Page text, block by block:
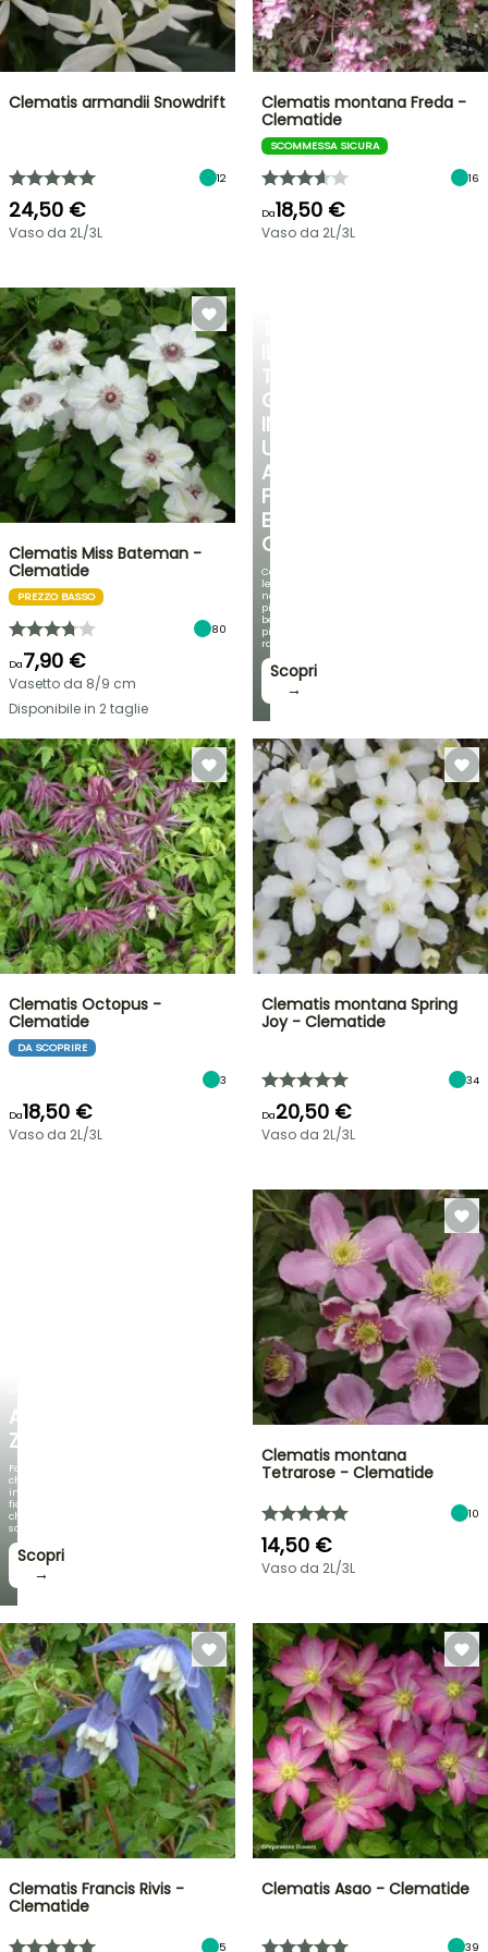
TUO
GIARDINO
IN
UN
ANGOLO
FRESCO
E
OMBREGGIATO
Con
le
nostre
più
belle
piante
rampicanti
Scopri
→
AGAPANTHUS
ZAMBEZI
Fogliami
che
incantano,
fioriture
che
sorprendono!
Scopri
→
Clematis armandii Snowdrift
12
24,50 €
Vaso da 2L/3L
Clematis montana Freda -
Clematide
SCOMMESSA SICURA
16
Da18,50 €
Vaso da 2L/3L
Clematis Miss Bateman -
Clematide
PREZZO BASSO
80
Da7,90 €
Vasetto da 8/9 cm
Disponibile in 2 taglie
Clematis Octopus -
Clematide
DA SCOPRIRE
3
Da18,50 €
Vaso da 2L/3L
Clematis montana Spring
Joy - Clematide
34
Da20,50 €
Vaso da 2L/3L
Clematis montana
Tetrarose - Clematide
10
14,50 €
Vaso da 2L/3L
Clematis Francis Rivis -
Clematide
5
Clematis Asao - Clematide
39